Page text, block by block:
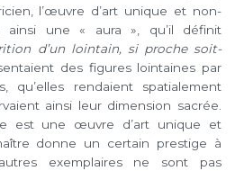
l’œuvre d’art unique et non-
ainsi une « aura », qu’il définit
d’un lointain, si proche soit-
des figures lointaines par
qu’elles rendaient spatialement
ainsi leur dimension sacrée.
est une œuvre d’art unique et
donne un certain prestige à
exemplaires ne sont pas